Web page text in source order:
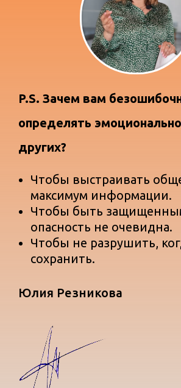
P.S. Зачем вам
определять
других?
Чтобы выстраивать
максимум информации.
Чтобы быть
опасность не очевидна.
Чтобы не разрушить,
сохранить.
Юлия Резникова